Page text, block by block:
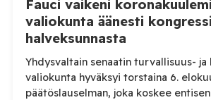
Fauci vaikeni
valiokunta äänesti
halveksunnasta
Yhdysvaltain senaatin turvallisuus-
valiokunta hyväksyi torstaina 6.
päätöslauselman, joka koskee